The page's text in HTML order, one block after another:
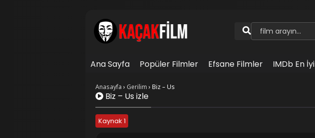
Ana Sayfa Popüler Filmler Efsane Filmler IMDb En
İletişim
Anasayfa › Gerilim › Biz – Us
Biz – Us izle
Kaynak 1